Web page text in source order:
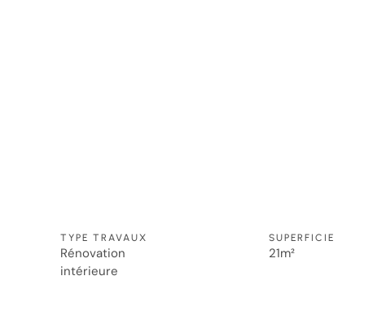
TYPE TRAVAUX
Rénovation
intérieure
SUPERFICIE
21m²